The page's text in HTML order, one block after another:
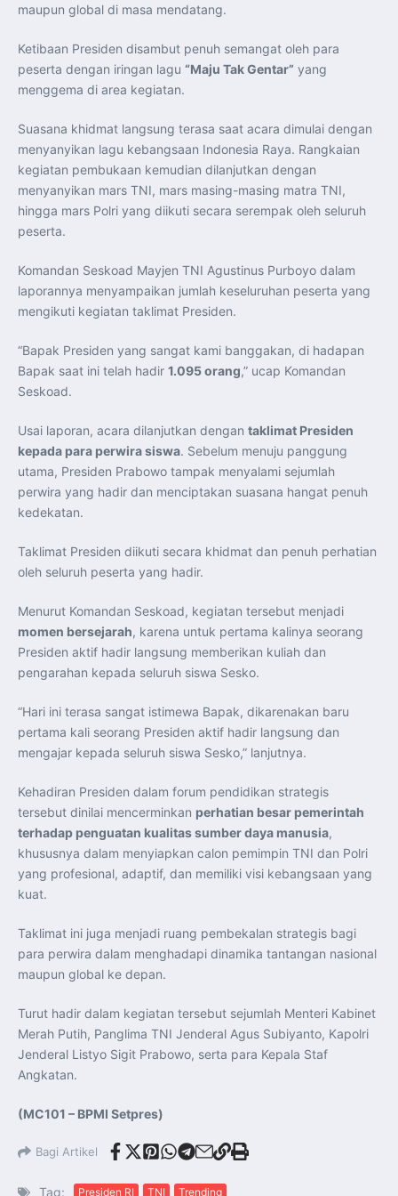
Perkuat Kerja Sama Repatriasi Artefak Budaya
Menteri PKP dan Ketua DEN Perkuat Kolaborasi
Program 3 Juta Rumah
Pendaftaran MagangHub Angkatan II Batch 1 Dibuka
hingga 28 Juli 2026, Kesempatan Raih Pengalaman Kerja
dan Sertifikasi Kompetensi
KASAU Bekali 154 Perwira Remaja AAU 2026, Tekankan
Menlu Sugiono Dorong Kemitraan ASEAN–Inggris yang
Lebih Erat Hadapi Tantangan Global
Indonesia Dorong ASEAN dan Uni Eropa Perkuat
Stabilitas Global melalui Kemitraan Strategis
Menlu RI Dorong Kemitraan Ekonomi ASEAN–Korea
Selatan untuk Perkuat Ketahanan Kawasan
Kemitraan ASEAN–Kanada Perkuat Ketahanan Ekonomi,
BI Pertahankan BI-Rate 5,75 Persen untuk Jaga
Stabilitas dan Dukung Pertumbuhan Ekonomi
Kepala BGN Sudaryono Tegaskan Komitmen Perkuat
Transparansi dan Akuntabilitas Program Makan Bergizi
Gratis
maupun global di masa mendatang.
Ketibaan Presiden disambut penuh semangat oleh para
peserta dengan iringan lagu “Maju Tak Gentar” yang
menggema di area kegiatan.
Suasana khidmat langsung terasa saat acara dimulai dengan
menyanyikan lagu kebangsaan Indonesia Raya. Rangkaian
kegiatan pembukaan kemudian dilanjutkan dengan
menyanyikan mars TNI, mars masing-masing matra TNI,
hingga mars Polri yang diikuti secara serempak oleh seluruh
peserta.
Komandan Seskoad Mayjen TNI Agustinus Purboyo dalam
laporannya menyampaikan jumlah keseluruhan peserta yang
mengikuti kegiatan taklimat Presiden.
“Bapak Presiden yang sangat kami banggakan, di hadapan
Bapak saat ini telah hadir 1.095 orang,” ucap Komandan
Seskoad.
Usai laporan, acara dilanjutkan dengan taklimat Presiden
kepada para perwira siswa. Sebelum menuju panggung
utama, Presiden Prabowo tampak menyalami sejumlah
perwira yang hadir dan menciptakan suasana hangat penuh
kedekatan.
Taklimat Presiden diikuti secara khidmat dan penuh perhatian
oleh seluruh peserta yang hadir.
Menurut Komandan Seskoad, kegiatan tersebut menjadi
momen bersejarah, karena untuk pertama kalinya seorang
Presiden aktif hadir langsung memberikan kuliah dan
pengarahan kepada seluruh siswa Sesko.
“Hari ini terasa sangat istimewa Bapak, dikarenakan baru
pertama kali seorang Presiden aktif hadir langsung dan
mengajar kepada seluruh siswa Sesko,” lanjutnya.
Kehadiran Presiden dalam forum pendidikan strategis
tersebut dinilai mencerminkan perhatian besar pemerintah
terhadap penguatan kualitas sumber daya manusia,
khususnya dalam menyiapkan calon pemimpin TNI dan Polri
yang profesional, adaptif, dan memiliki visi kebangsaan yang
kuat.
Taklimat ini juga menjadi ruang pembekalan strategis bagi
para perwira dalam menghadapi dinamika tantangan nasional
maupun global ke depan.
Turut hadir dalam kegiatan tersebut sejumlah Menteri Kabinet
Merah Putih, Panglima TNI Jenderal Agus Subiyanto, Kapolri
Jenderal Listyo Sigit Prabowo, serta para Kepala Staf
Angkatan.
(MC101 – BPMI Setpres)
Bagi Artikel
Tag: Presiden RI TNI Trending